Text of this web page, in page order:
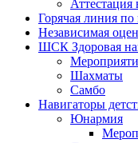
Аттестация
Горячая линия по
Независимая
ШСК Здоровая
Шахматы
Самбо
Навигаторы
Юнармия